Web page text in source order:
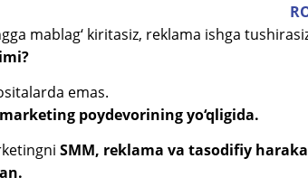
mablag‘ kiritasiz, reklama ishga
emas.
marketing poydevorining yo‘qligida.
SMM, reklama va tasodifiy